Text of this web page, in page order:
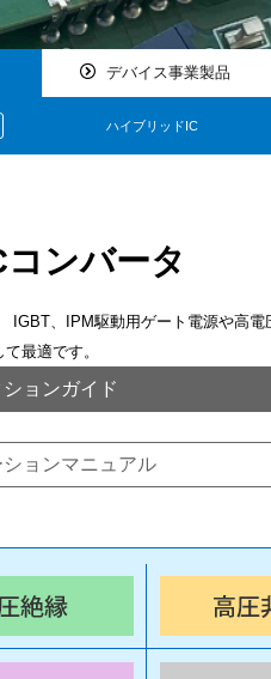
デバイス事業製品
ハイブリッドIC
コンバータ
、IPM駆動用ゲート電源や高
最適です。
ョンガイド
ョンマニュアル